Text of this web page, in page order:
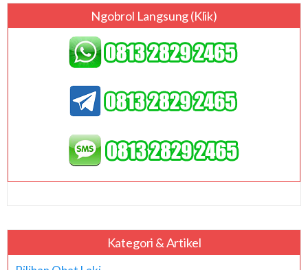
Ngobrol Langsung (klik)
Kategori & Artikel